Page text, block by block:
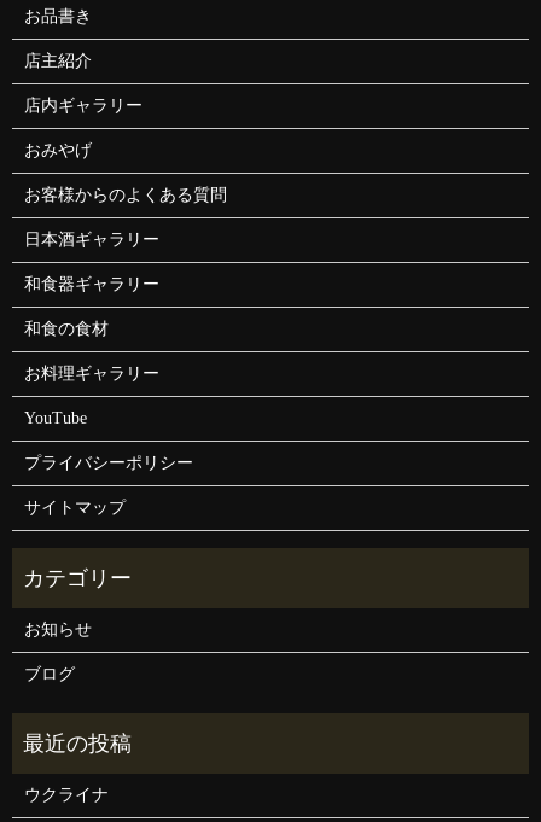
お品書き
店主紹介
店内ギャラリー
おみやげ
お客様からのよくある質問
日本酒ギャラリー
和食器ギャラリー
和食の食材
お料理ギャラリー
YouTube
プライバシーポリシー
サイトマップ
お知らせ
ブログ
ウクライナ